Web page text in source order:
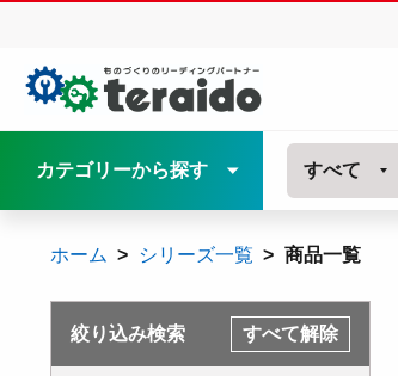
カテゴリーから探す すべて
ホーム シリーズ一覧 商品一覧
絞り込み検索 すべて解除